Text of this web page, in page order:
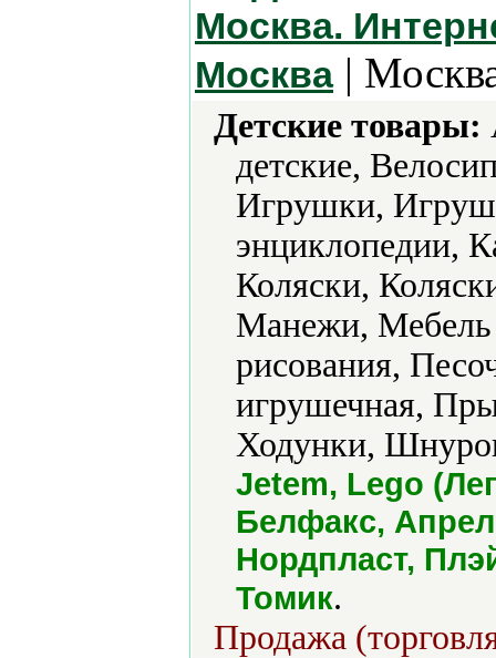
Москва.
Москва|
Детские товары:
детские,
Игрушки,
энциклопедии,
Коляски,
Манежи, Мебель
рисования,
игрушечная,
Ходунки,
Jetem, Lego
Белфакс,
Нордпласт,
Томик.
Продажа